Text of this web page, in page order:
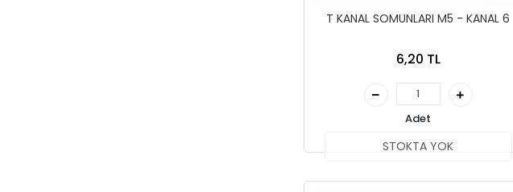
T KANAL SOMUNLARI M5 - KANAL 6
6,20 TL
Adet
STOKTA YOK